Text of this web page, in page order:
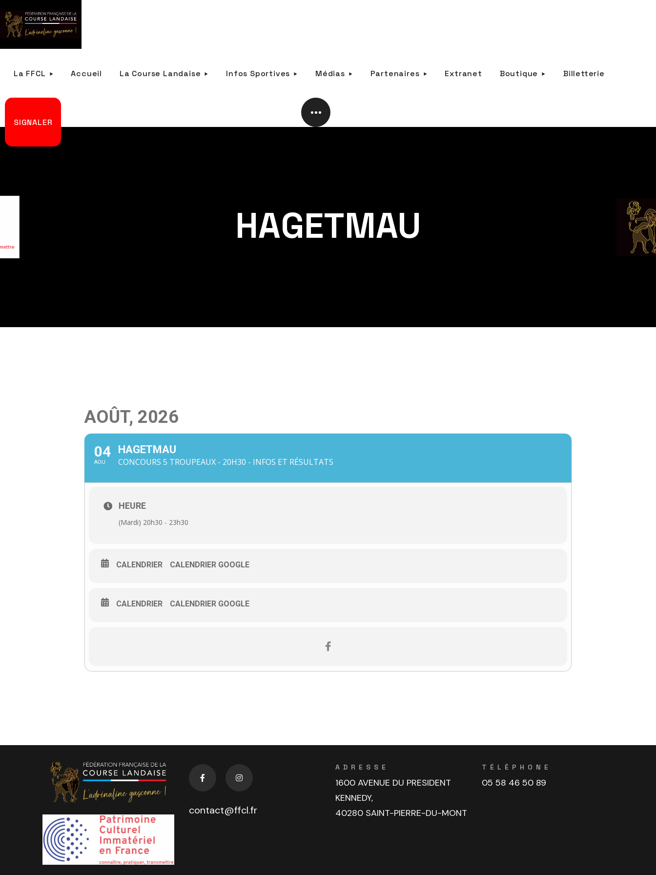
La FFCL Accueil La Course Landaise Infos Sportives Médias Partenaires Extranet Boutique Billetterie
SIGNALER
HAGETMAU
AOÛT, 2026
04
AOU
HAGETMAU
CONCOURS 5 TROUPEAUX - 20H30 - INFOS ET RÉSULTATS
HEURE
(Mardi) 20h30 - 23h30
CALENDRIER CALENDRIER GOOGLE
CALENDRIER CALENDRIER GOOGLE
contact@ffcl.fr
ADRESSE
1600 AVENUE DU PRESIDENT
KENNEDY,
40280 SAINT-PIERRE-DU-MONT
TÉLÉPHONE
05 58 46 50 89